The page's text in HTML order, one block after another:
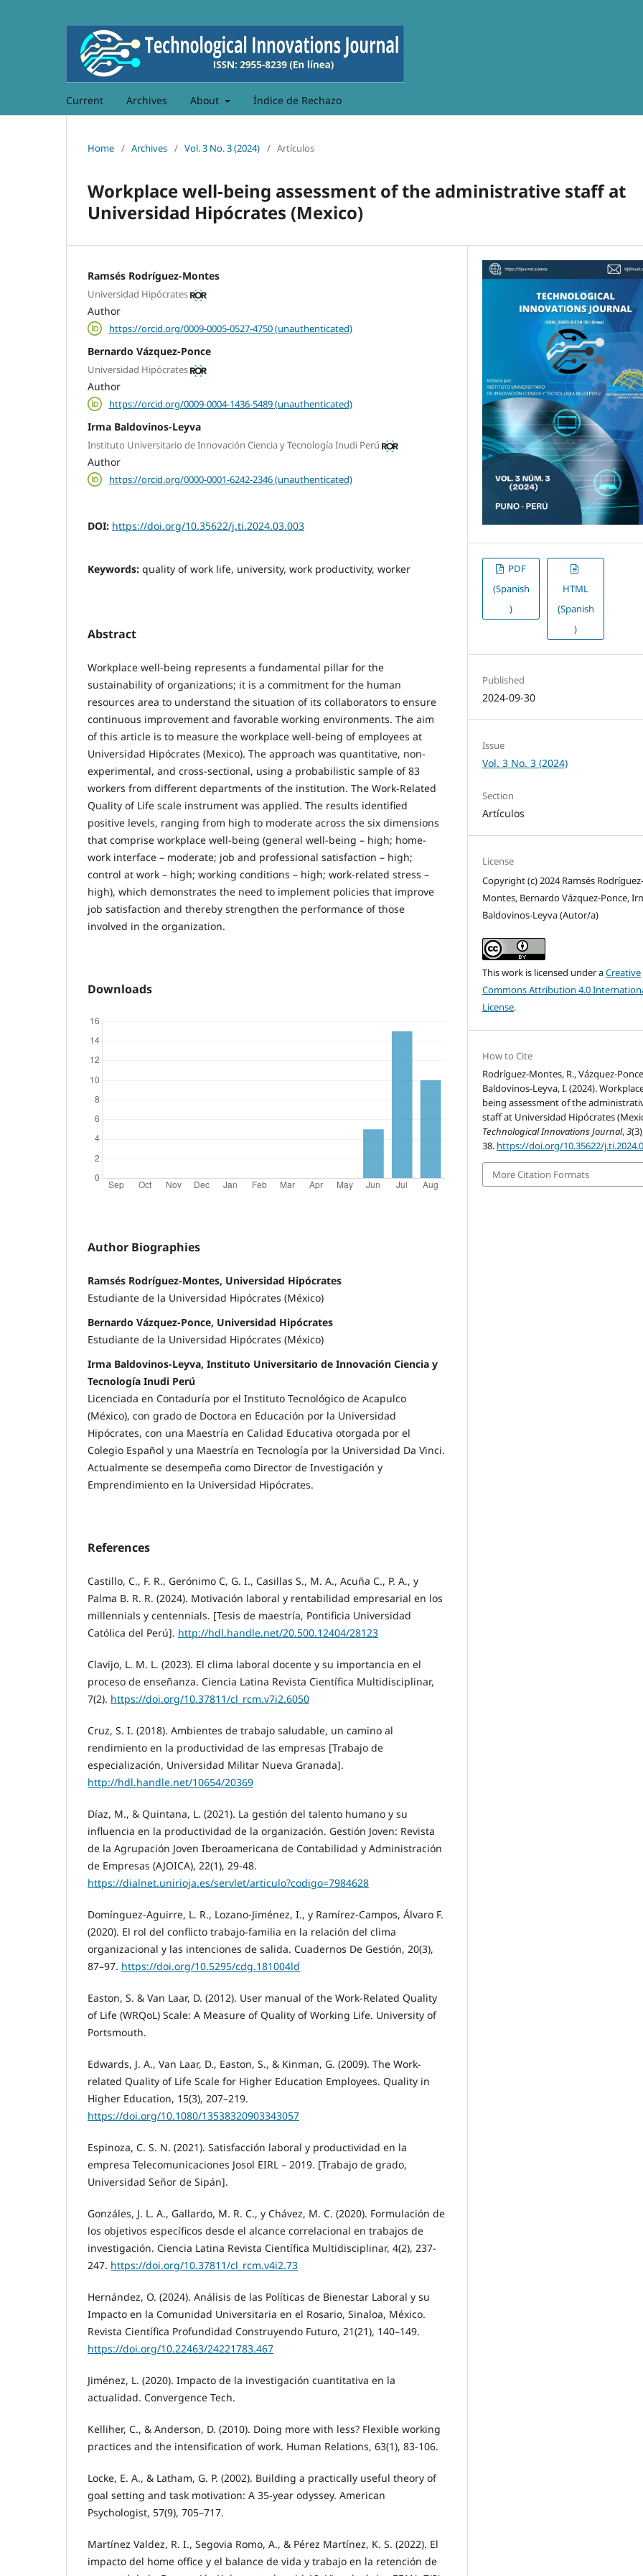
Current Archives About Índice de Rechazo
Home / Archives / Vol. 3 No. 3 (2024) / Artículos
Workplace well-being assessment of the administrative staff at
Universidad Hipócrates (Mexico)
Ramsés Rodríguez-Montes
Universidad Hipócrates
Author
https://orcid.org/0009-0005-0527-4750 (unauthenticated)
Bernardo Vázquez-Ponce
Universidad Hipócrates
Author
https://orcid.org/0009-0004-1436-5489 (unauthenticated)
Irma Baldovinos-Leyva
Instituto Universitario de Innovación Ciencia y Tecnología Inudi Perú
Author
https://orcid.org/0000-0001-6242-2346 (unauthenticated)
DOI: https://doi.org/10.35622/j.ti.2024.03.003
Keywords: quality of work life, university, work productivity, worker
Abstract
Workplace well-being represents a fundamental pillar for the
sustainability of organizations; it is a commitment for the human
resources area to understand the situation of its collaborators to ensure
continuous improvement and favorable working environments. The aim
of this article is to measure the workplace well-being of employees at
Universidad Hipócrates (Mexico). The approach was quantitative, non-
experimental, and cross-sectional, using a probabilistic sample of 83
workers from different departments of the institution. The Work-Related
Quality of Life scale instrument was applied. The results identified
positive levels, ranging from high to moderate across the six dimensions
that comprise workplace well-being (general well-being – high; home-
work interface – moderate; job and professional satisfaction – high;
control at work – high; working conditions – high; work-related stress –
high), which demonstrates the need to implement policies that improve
job satisfaction and thereby strengthen the performance of those
involved in the organization.
Downloads
Author Biographies
Ramsés Rodríguez-Montes, Universidad Hipócrates
Estudiante de la Universidad Hipócrates (México)
Bernardo Vázquez-Ponce, Universidad Hipócrates
Estudiante de la Universidad Hipócrates (México)
Irma Baldovinos-Leyva, Instituto Universitario de Innovación Ciencia y
Tecnología Inudi Perú
Licenciada en Contaduría por el Instituto Tecnológico de Acapulco
(México), con grado de Doctora en Educación por la Universidad
Hipócrates, con una Maestría en Calidad Educativa otorgada por el
Colegio Español y una Maestría en Tecnología por la Universidad Da Vinci.
Actualmente se desempeña como Director de Investigación y
Emprendimiento en la Universidad Hipócrates.
References
Castillo, C., F. R., Gerónimo C, G. I., Casillas S., M. A., Acuña C., P. A., y
Palma B. R. R. (2024). Motivación laboral y rentabilidad empresarial en los
millennials y centennials. [Tesis de maestría, Pontificia Universidad
Católica del Perú]. http://hdl.handle.net/20.500.12404/28123
Clavijo, L. M. L. (2023). El clima laboral docente y su importancia en el
proceso de enseñanza. Ciencia Latina Revista Científica Multidisciplinar,
7(2). https://doi.org/10.37811/cl_rcm.v7i2.6050
Cruz, S. I. (2018). Ambientes de trabajo saludable, un camino al
rendimiento en la productividad de las empresas [Trabajo de
especialización, Universidad Militar Nueva Granada].
http://hdl.handle.net/10654/20369
Díaz, M., & Quintana, L. (2021). La gestión del talento humano y su
influencia en la productividad de la organización. Gestión Joven: Revista
de la Agrupación Joven Iberoamericana de Contabilidad y Administración
de Empresas (AJOICA), 22(1), 29-48.
https://dialnet.unirioja.es/servlet/articulo?codigo=7984628
Domínguez-Aguirre, L. R., Lozano-Jiménez, I., y Ramírez-Campos, Álvaro F.
(2020). El rol del conflicto trabajo-familia en la relación del clima
organizacional y las intenciones de salida. Cuadernos De Gestión, 20(3),
87–97. https://doi.org/10.5295/cdg.181004ld
Easton, S. & Van Laar, D. (2012). User manual of the Work-Related Quality
of Life (WRQoL) Scale: A Measure of Quality of Working Life. University of
Portsmouth.
Edwards, J. A., Van Laar, D., Easton, S., & Kinman, G. (2009). The Work‐
related Quality of Life Scale for Higher Education Employees. Quality in
Higher Education, 15(3), 207–219.
https://doi.org/10.1080/13538320903343057
Espinoza, C. S. N. (2021). Satisfacción laboral y productividad en la
empresa Telecomunicaciones Josol EIRL – 2019. [Trabajo de grado,
Universidad Señor de Sipán].
Gonzáles, J. L. A., Gallardo, M. R. C., y Chávez, M. C. (2020). Formulación de
los objetivos específicos desde el alcance correlacional en trabajos de
investigación. Ciencia Latina Revista Científica Multidisciplinar, 4(2), 237-
247. https://doi.org/10.37811/cl_rcm.v4i2.73
Hernández, O. (2024). Análisis de las Políticas de Bienestar Laboral y su
Impacto en la Comunidad Universitaria en el Rosario, Sinaloa, México.
Revista Científica Profundidad Construyendo Futuro, 21(21), 140–149.
https://doi.org/10.22463/24221783.467
Jiménez, L. (2020). Impacto de la investigación cuantitativa en la
actualidad. Convergence Tech.
Kelliher, C., & Anderson, D. (2010). Doing more with less? Flexible working
practices and the intensification of work. Human Relations, 63(1), 83-106.
Locke, E. A., & Latham, G. P. (2002). Building a practically useful theory of
goal setting and task motivation: A 35-year odyssey. American
Psychologist, 57(9), 705–717.
Martínez Valdez, R. I., Segovia Romo, A., & Pérez Martínez, K. S. (2022). El
impacto del home office y el balance de vida y trabajo en la retención de
PDF
(Spanish
)
HTML
(Spanish
)
Published
2024-09-30
Issue
Vol. 3 No. 3 (2024)
Section
Artículos
License
Copyright (c) 2024 Ramsés
Montes, Bernardo Vázquez-Ponce,
Baldovinos-Leyva (Autor/a)
This work is licensed under aCreative
Commons Attribution 4.0
License.
How to Cite
Rodríguez-Montes, R., Vázquez-
Baldovinos-Leyva, I. (2024).
being assessment of the
staff at Universidad Hipócrates
Technological Innovations Journal,3
38. https://doi.org/10.35622/
More Citation Formats